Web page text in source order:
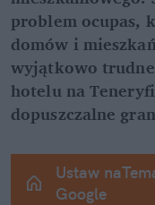
problem ocupas,
domów i
wyjątkowo
hotelu na
dopuszczalne
Ustaw
Google